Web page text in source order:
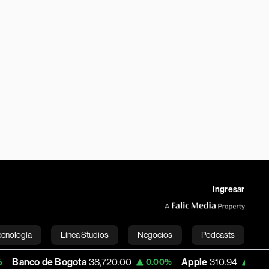
Ingresar
Línea Studios Negocios Podcasts
English
Bogota 38,720.00 0.00% Apple 310.94 0.00% USD